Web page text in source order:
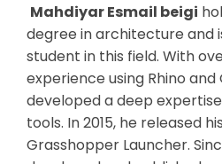
Mahdiyar Esmail beigi
degree in architecture and
student in this field. With
experience using Rhino
developed a deep
tools. In 2015, he released
Grasshopper Launcher.